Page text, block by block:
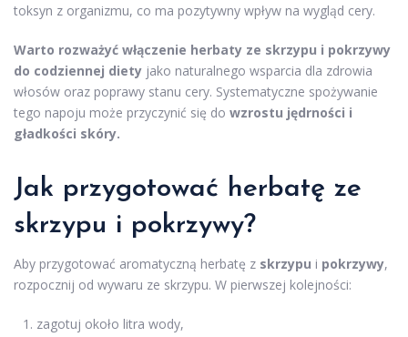
toksyn z organizmu, co ma pozytywny wpływ na wygląd cery.
Warto rozważyć włączenie herbaty ze skrzypu i pokrzywy
do codziennej diety jako naturalnego wsparcia dla zdrowia
włosów oraz poprawy stanu cery. Systematyczne spożywanie
tego napoju może przyczynić się do wzrostu jędrności i
gładkości skóry.
Jak przygotować herbatę ze
skrzypu i pokrzywy?
Aby przygotować aromatyczną herbatę z skrzypu i pokrzywy,
rozpocznij od wywaru ze skrzypu. W pierwszej kolejności:
zagotuj około litra wody,